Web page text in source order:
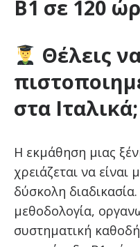
Β1 σε 120
Θέλεις
στα Ιταλικά;
Η εκμάθηση μιας
χρειάζεται να
δύσκολη
μεθοδολογία,
συστηματική